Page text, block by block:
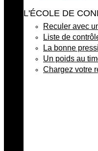
L'ÉCOLE DE
Reculer avec
Liste de
La bonne
Un poids au
Chargez votre